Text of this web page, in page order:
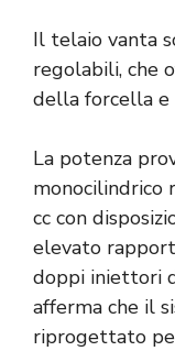
Il telaio vanta
regolabili, che
della forcella
La potenza
monocilindrico
cc con
elevato
doppi iniettori
afferma che il
riprogettato